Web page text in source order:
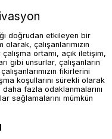
doğrudan etkileyen bir
çalışanlarımızın
ortamı, açık iletişim,
gibi unsurlar, çalışanların
fikirlerini
koşullarını sürekli olarak
daha fazla odaklanmalarını
sağlamalarını mümkün